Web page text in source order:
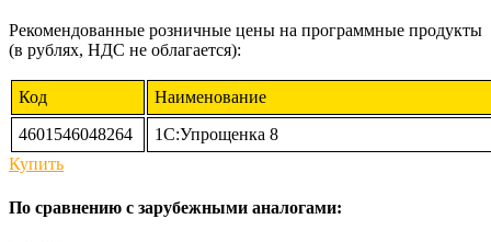
Рекомендованные розничные цены на программные продукты
(в рублях, НДС не облагается):
Код
Наименование
4601546048264
1С:Упрощенка 8
Купить
По сравнению с зарубежными аналогами: